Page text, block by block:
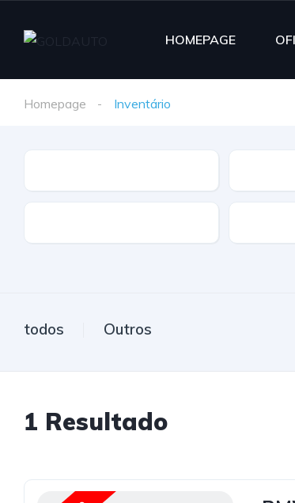
HOMEPAGE
Homepage Inventário
todos Outros
1 Resultado